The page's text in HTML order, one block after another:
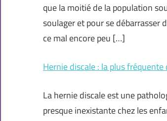
que la moitié de la population
soulager et pour se
ce mal encore peu […]
Hernie discale : la plus
La hernie discale est une
presque inexistante chez les